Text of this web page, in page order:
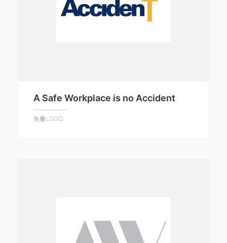
A Safe Workplace is no Accident
矢量LOGO